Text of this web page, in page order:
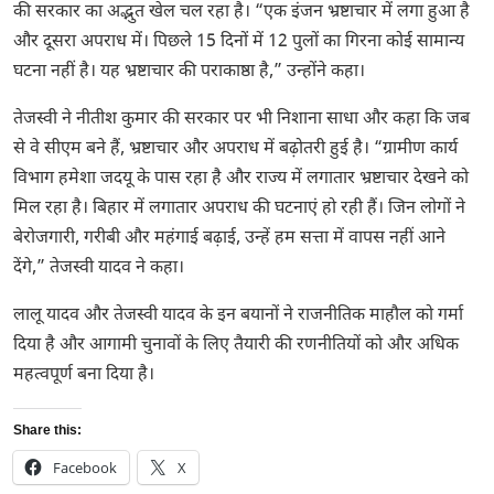
की सरकार का अद्भुत खेल चल रहा है। “एक इंजन भ्रष्टाचार में लगा हुआ है
और दूसरा अपराध में। पिछले 15 दिनों में 12 पुलों का गिरना कोई सामान्य
घटना नहीं है। यह भ्रष्टाचार की पराकाष्ठा है,” उन्होंने कहा।
तेजस्वी ने नीतीश कुमार की सरकार पर भी निशाना साधा और कहा कि जब
से वे सीएम बने हैं, भ्रष्टाचार और अपराध में बढ़ोतरी हुई है। “ग्रामीण कार्य
विभाग हमेशा जदयू के पास रहा है और राज्य में लगातार भ्रष्टाचार देखने को
मिल रहा है। बिहार में लगातार अपराध की घटनाएं हो रही हैं। जिन लोगों ने
बेरोजगारी, गरीबी और महंगाई बढ़ाई, उन्हें हम सत्ता में वापस नहीं आने
देंगे,” तेजस्वी यादव ने कहा।
लालू यादव और तेजस्वी यादव के इन बयानों ने राजनीतिक माहौल को गर्मा
दिया है और आगामी चुनावों के लिए तैयारी की रणनीतियों को और अधिक
महत्वपूर्ण बना दिया है।
Share this:
Facebook X